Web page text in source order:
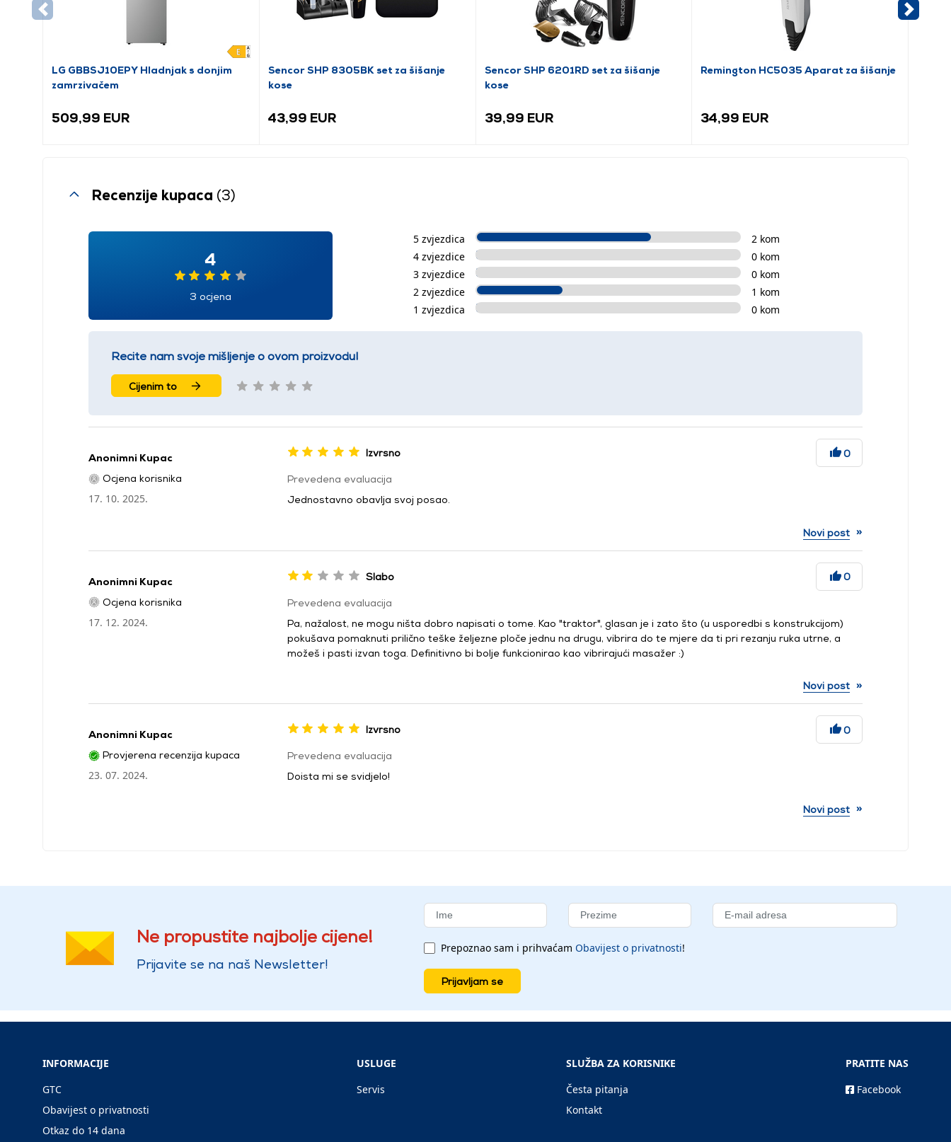
LG GBBSJ10EPY Hladnjak s donjim
zamrzivačem
509,99 EUR
Sencor SHP 8305BK set za šišanje
kose
43,99 EUR
Sencor SHP 6201RD set za šišanje
kose
39,99 EUR
Remington HC5035 Aparat za šišanje
34,99 EUR
Recenzije kupaca (3)
4
3 ocjena
5 zvjezdica
2 kom
4 zvjezdice
0 kom
3 zvjezdice
0 kom
2 zvjezdice
1 kom
1 zvjezdica
0 kom
Recite nam svoje mišljenje o ovom proizvodu!
Cijenim to
Anonimni Kupac
Ocjena korisnika
17. 10. 2025.
Izvrsno 0
Prevedena evaluacija
Jednostavno obavlja svoj posao.
Novi post »
Anonimni Kupac
Ocjena korisnika
17. 12. 2024.
Slabo 0
Prevedena evaluacija
Pa, nažalost, ne mogu ništa dobro napisati o tome. Kao "traktor", glasan je i zato što (u usporedbi s konstrukcijom)
pokušava pomaknuti prilično teške željezne ploče jednu na drugu, vibrira do te mjere da ti pri rezanju ruka utrne, a
možeš i pasti izvan toga. Definitivno bi bolje funkcionirao kao vibrirajući masažer :)
Novi post »
Anonimni Kupac
Provjerena recenzija kupaca
23. 07. 2024.
Izvrsno 0
Prevedena evaluacija
Doista mi se svidjelo!
Novi post »
Ne propustite najbolje cijene!
Prijavite se na naš Newsletter!
Prepoznao sam i prihvaćam Obavijest o privatnosti!
Prijavljam se
INFORMACIJE
GTC
Obavijest o privatnosti
Otkaz do 14 dana
USLUGE
Servis
SLUŽBA ZA KORISNIKE
Česta pitanja
Kontakt
PRATITE NAS
Facebook